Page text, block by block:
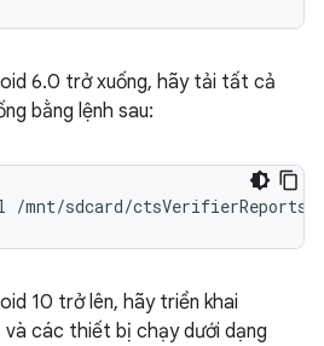
6.0 trở xuống, hãy tải tất cả
bằng lệnh sau:
10 trở lên, hãy triển khai
các thiết bị chạy dưới dạng